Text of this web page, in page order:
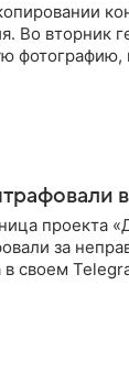
Во вторник
фотографию,
проекта
за
своем